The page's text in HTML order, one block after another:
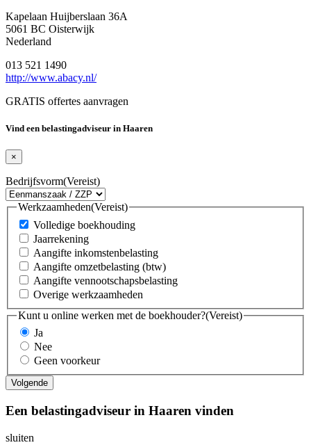
Kapelaan Huijberslaan 36A
5061 BC Oisterwijk
Nederland
013 521 1490
http://www.abacy.nl/
GRATIS offertes aanvragen
Vind een belastingadviseur in Haaren
×
Bedrijfsvorm(Vereist)
Werkzaamheden(Vereist)
Volledige boekhouding
Jaarrekening
Aangifte inkomstenbelasting
Aangifte omzetbelasting (btw)
Aangifte vennootschapsbelasting
Overige werkzaamheden
Kunt u online werken met de boekhouder?(Vereist)
Ja
Nee
Geen voorkeur
Een belastingadviseur in Haaren vinden
sluiten